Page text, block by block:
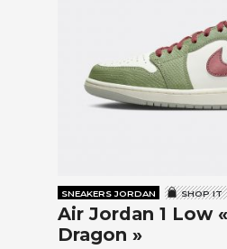
SNEAKERS JORDAN SHOP IT
Air Jordan 1 Low
Dragon »